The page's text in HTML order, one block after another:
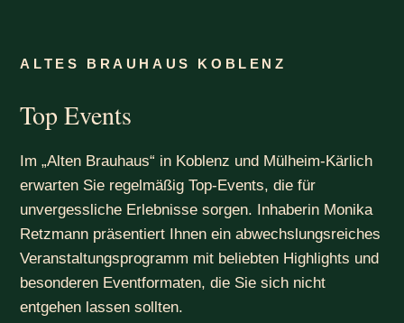
ALTES BRAUHAUS KOBLENZ
Top Events
Im „Alten Brauhaus“ in Koblenz und Mülheim-Kärlich
erwarten Sie regelmäßig Top-Events, die für
unvergessliche Erlebnisse sorgen. Inhaberin Monika
Retzmann präsentiert Ihnen ein abwechslungsreiches
Veranstaltungsprogramm mit beliebten Highlights und
besonderen Eventformaten, die Sie sich nicht
entgehen lassen sollten.